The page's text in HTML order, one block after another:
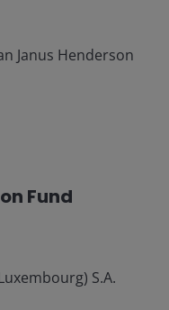
Janus Henderson
Fund
S.A.